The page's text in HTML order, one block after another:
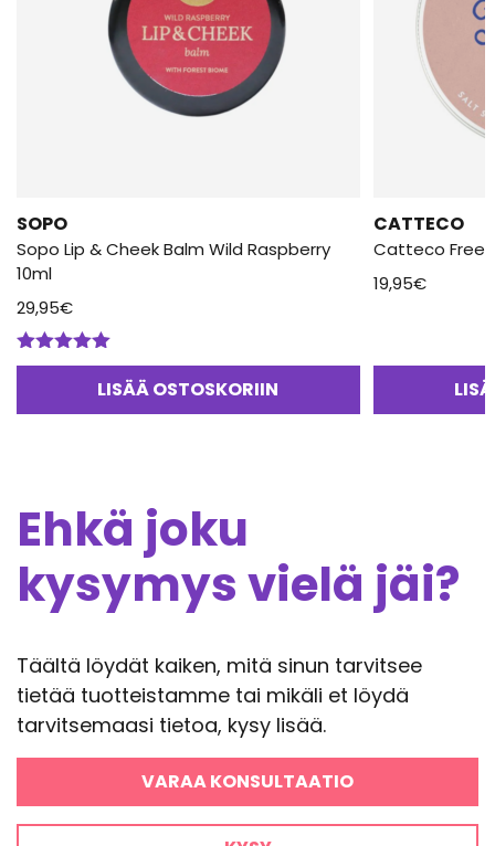
SOPO
Sopo Lip & Cheek Balm Wild Raspberry
10ml
29,95€
Arvostelu
LISÄÄ OSTOSKORIIN
CATTECO
Catteco
19,95€
Ehkä joku
kysymys vielä jäi?
Täältä löydät kaiken, mitä sinun tarvitsee
tietää tuotteistamme tai mikäli et löydä
tarvitsemaasi tietoa, kysy lisää.
VARAA KONSULTAATIO